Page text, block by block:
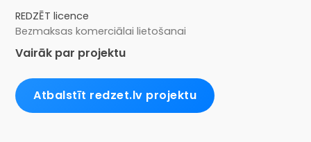
REDZĒT licence
Bezmaksas komerciālai lietošanai
Vairāk par projektu
Atbalstīt redzet.lv projektu